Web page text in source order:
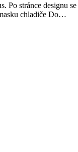
Po stránce designu se
chladiče Do…